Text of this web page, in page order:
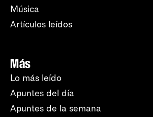
Música
Artículos leídos
Más
Lo más leído
Apuntes del día
Apuntes de la semana